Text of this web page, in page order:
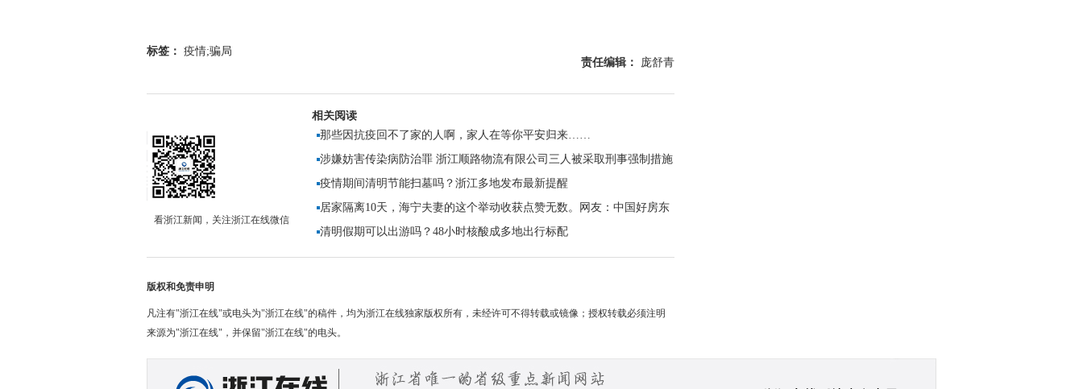
责任编辑： 庞舒青
标签： 疫情;骗局
看浙江新闻，关注浙江在线微信
相关阅读
那些因抗疫回不了家的人啊，家人在等你平安归来……
涉嫌妨害传染病防治罪 浙江顺路物流有限公司三人被采取刑事强制措施
疫情期间清明节能扫墓吗？浙江多地发布最新提醒
居家隔离10天，海宁夫妻的这个举动收获点赞无数。网友：中国好房东
暖了！
清明假期可以出游吗？48小时核酸成多地出行标配
版权和免责申明
凡注有"浙江在线"或电头为"浙江在线"的稿件，均为浙江在线独家版权所有，未经许可不得转载或镜像；授权转载必须注明
来源为"浙江在线"，并保留"浙江在线"的电头。